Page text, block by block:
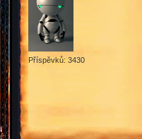
Příspěvků: 3430